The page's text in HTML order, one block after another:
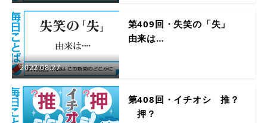
2022.08.27
第409回・失笑の「失」
由来は…
第408回・イチオシ 推？
押？